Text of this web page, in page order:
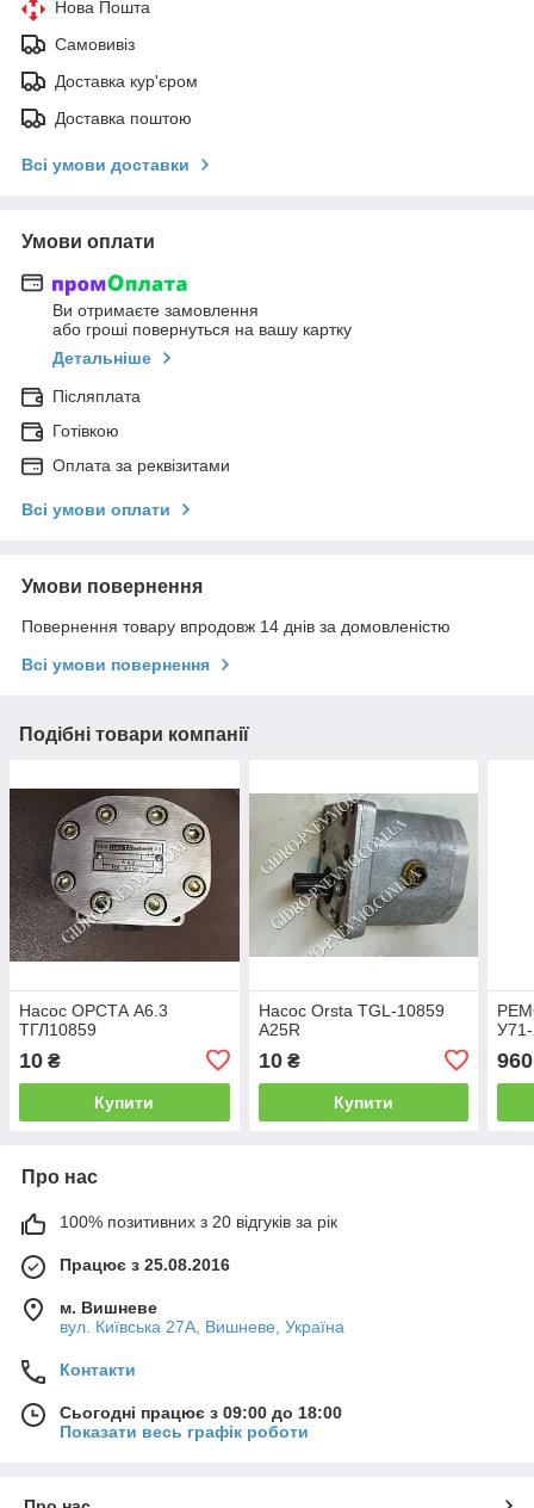
Нова Пошта
Самовивіз
Доставка кур'єром
Доставка поштою
Всі умови доставки
Умови оплати
Ви отримаєте замовлення
або гроші повернуться на вашу картку
Детальніше
Післяплата
Готівкою
Оплата за реквізитами
Всі умови оплати
Умови повернення
Повернення товару впродовж 14 днів за домовленістю
Всі умови повернення
Подібні товари компанії
Насос ОРСТА А6.3
ТГЛ10859
10 ₴
Купити
Насос Orsta TGL-10859
A25R
10₴
Купити
960
Про нас
100% позитивних з 20 відгуків за рік
Працює з 25.08.2016
м. Вишневе
вул. Київська 27А, Вишневе, Україна
Контакти
Сьогодні працює з 09:00 до 18:00
Показати весь графік роботи